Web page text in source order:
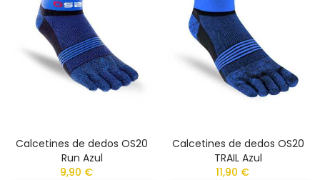
Calcetines de dedos OS20
Run Azul
9,90 €
Calcetines de dedos OS20
TRAIL Azul
11,90 €